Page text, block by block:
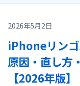
2026年5月2日
iPhoneリン
原因・直し方
【2026年版】